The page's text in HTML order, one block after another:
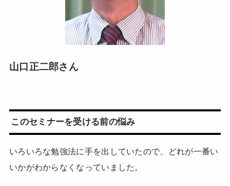
山口正二郎さん
このセミナーを受ける前の悩み
いろいろな勉強法に手を出していたので、どれが一番い
いかがわからなくなっていました。